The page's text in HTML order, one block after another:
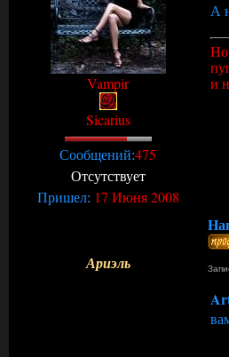
Vampir
Sicarius
Сообщений:475
Отсутствует
Пришел: 17 Июня 2008
А
и
Ариэль